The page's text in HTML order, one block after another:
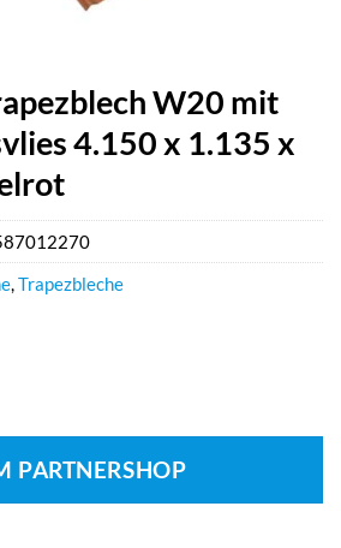
W20 mit
4.150 x 1.135 x
PARTNERSHOP
,Trapezbleche